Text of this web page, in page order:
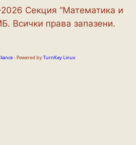
Секция “Математика и
Всички права запазени.
- Powered byTurnKey Linux